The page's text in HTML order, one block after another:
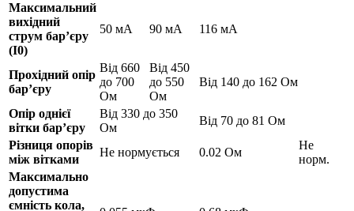
Максимальний
вихідний
струм бар’єру
(I0)
50 мА 90 мА 116 мА
Прохідний опір
бар’єру
Від 660
до 700
Ом
Від 450
до 550
Ом
Від 140 до 162 Ом
Опір однієї
вітки бар’єру
Від 330 до 350
Ом
Від 70 до 81 Ом
Різниця опорів
між вітками
Не нормується 0.02 Ом
Не
норм.
Максимально
допустима
ємність кола,